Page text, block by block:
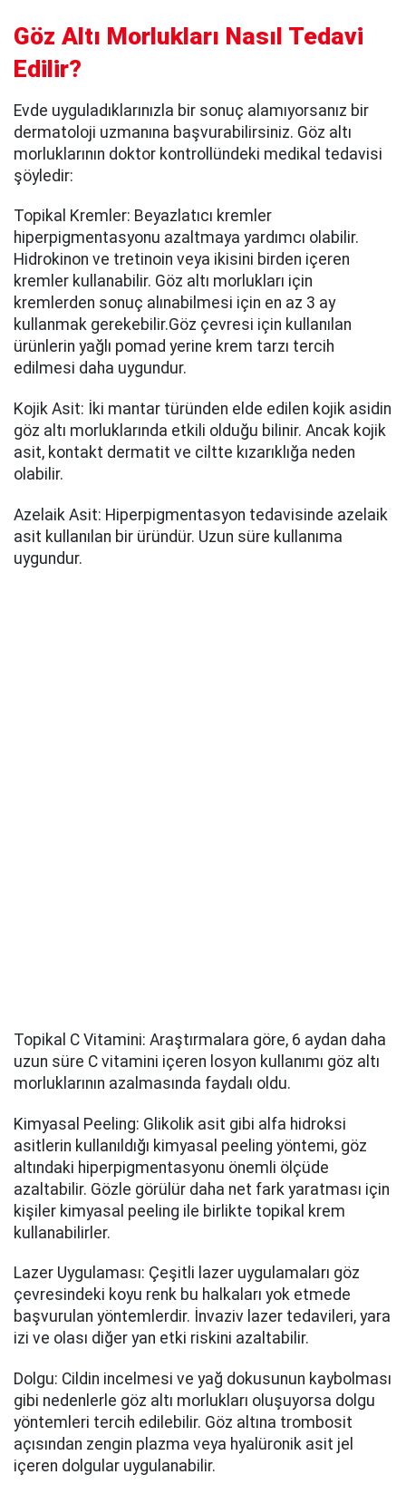
Göz Altı Morlukları Nasıl Tedavi
Edilir?
Evde uyguladıklarınızla bir sonuç alamıyorsanız bir
dermatoloji uzmanına başvurabilirsiniz. Göz altı
morluklarının doktor kontrollündeki medikal tedavisi
şöyledir:
Topikal Kremler: Beyazlatıcı kremler
hiperpigmentasyonu azaltmaya yardımcı olabilir.
Hidrokinon ve tretinoin veya ikisini birden içeren
kremler kullanabilir. Göz altı morlukları için
kremlerden sonuç alınabilmesi için en az 3 ay
kullanmak gerekebilir.Göz çevresi için kullanılan
ürünlerin yağlı pomad yerine krem tarzı tercih
edilmesi daha uygundur.
Kojik Asit: İki mantar türünden elde edilen kojik asidin
göz altı morluklarında etkili olduğu bilinir. Ancak kojik
asit, kontakt dermatit ve ciltte kızarıklığa neden
olabilir.
Azelaik Asit: Hiperpigmentasyon tedavisinde azelaik
asit kullanılan bir üründür. Uzun süre kullanıma
uygundur.
Topikal C Vitamini: Araştırmalara göre, 6 aydan daha
uzun süre C vitamini içeren losyon kullanımı göz altı
morluklarının azalmasında faydalı oldu.
Kimyasal Peeling: Glikolik asit gibi alfa hidroksi
asitlerin kullanıldığı kimyasal peeling yöntemi, göz
altındaki hiperpigmentasyonu önemli ölçüde
azaltabilir. Gözle görülür daha net fark yaratması için
kişiler kimyasal peeling ile birlikte topikal krem
kullanabilirler.
Lazer Uygulaması: Çeşitli lazer uygulamaları göz
çevresindeki koyu renk bu halkaları yok etmede
başvurulan yöntemlerdir. İnvaziv lazer tedavileri, yara
izi ve olası diğer yan etki riskini azaltabilir.
Dolgu: Cildin incelmesi ve yağ dokusunun kaybolması
gibi nedenlerle göz altı morlukları oluşuyorsa dolgu
yöntemleri tercih edilebilir. Göz altına trombosit
açısından zengin plazma veya hyalüronik asit jel
içeren dolgular uygulanabilir.